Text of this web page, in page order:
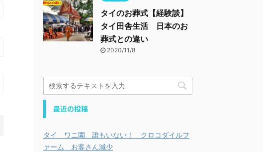
タイのお葬式【経験談】
タイ田舎生活 日本のお
葬式との違い
2020/11/8
最近の投稿
タイ ワニ園 誰もいない！ クロコダイルフ
ァーム お客さん減少